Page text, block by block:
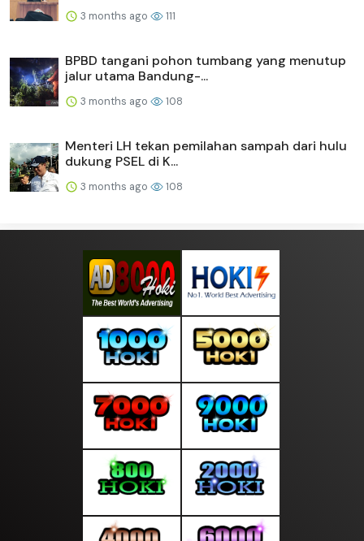
3 months ago 111
BPBD tangani pohon tumbang yang menutup
jalur utama Bandung-...
3 months ago 108
Menteri LH tekan pemilahan sampah dari hulu
dukung PSEL di K...
3 months ago 108